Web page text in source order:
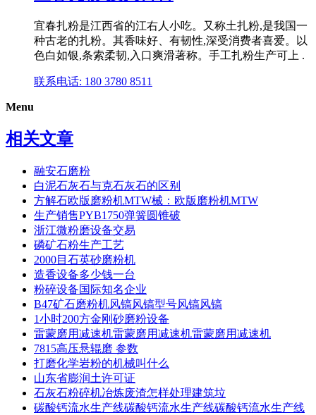
宜春扎粉是江西省的江右人小吃。又称土扎粉,是我国一
种古老的扎粉。其香味好、有韧性,深受消费者喜爱。以
色白如银,条索柔韧,入口爽滑著称。手工扎粉生产可上 .
联系电话: 180 3780 8511
Menu
相关文章
融安石磨粉
白泥石灰石与克石灰石的区别
方解石欧版磨粉机MTW械：欧版磨粉机MTW
生产销售PYB1750弹簧圆锥破
浙江微粉磨设备交易
磷矿石粉生产工艺
2000目石英砂磨粉机
造香设备多少钱一台
粉碎设备国际知名企业
B47矿石磨粉机风镐风镐型号风镐风镐
1小时200方金刚砂磨粉设备
雷蒙磨用减速机雷蒙磨用减速机雷蒙磨用减速机
7815高压悬辊磨 参数
打磨化学岩粉的机械叫什么
山东省膨润土许可证
石灰石粉碎机冶炼废渣怎样处理建筑垃
碳酸钙流水生产线碳酸钙流水生产线碳酸钙流水生产线